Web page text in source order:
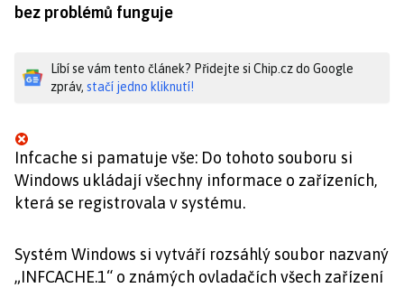
bez problémů funguje
Líbí se vám tento článek? Přidejte si Chip.cz do Google
zpráv, stačí jedno kliknutí!
Infcache si pamatuje vše: Do tohoto souboru si
Windows ukládají všechny informace o zařízeních,
která se registrovala v systému.
Systém Windows si vytváří rozsáhlý soubor nazvaný
„INFCACHE.1“ o známých ovladačích všech zařízení